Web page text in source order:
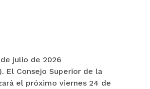
julio de 2026
El Consejo Superior de la
el próximo viernes 24 de